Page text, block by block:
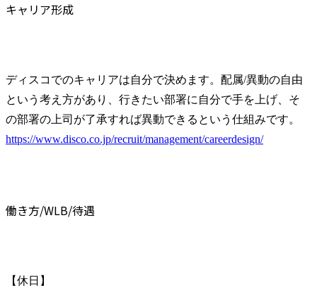
キャリア形成
ディスコでのキャリアは自分で決めます。配属/異動の自由
という考え方があり、行きたい部署に自分で手を上げ、そ
https://www.disco.co.jp/recruit/management/careerdesign/
働き方/WLB/待遇
【休日】